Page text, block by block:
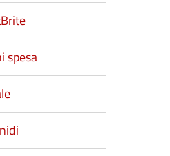
spesa